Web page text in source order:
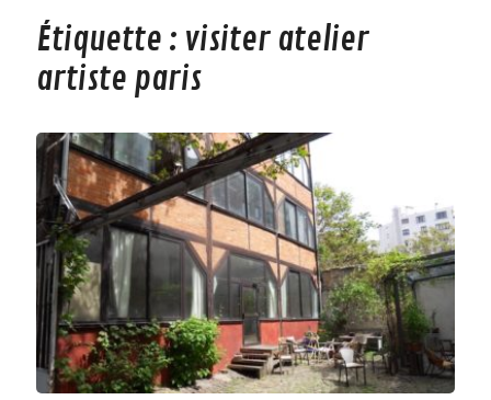
Étiquette : visiter atelier
artiste paris